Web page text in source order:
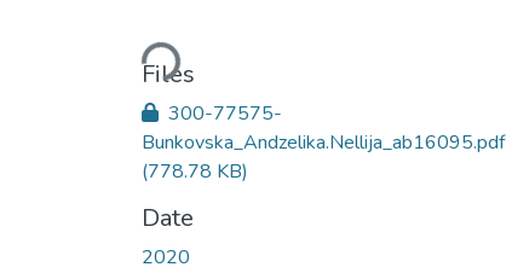
Loading...
Files
300-77575-
Bunkovska_Andzelika.Nellija_ab16095.pdf
(778.78 KB)
Date
2020